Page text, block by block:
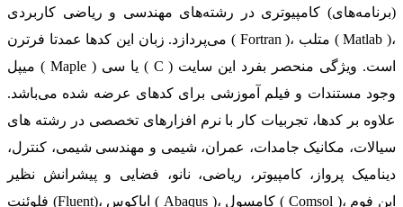
(برنامه‌های) کامپیوتری در رشته‌های مهندسی و ریاضی کاربردی
می‌پردازد. زبان این کدها عمدتا فرترن ( Fortran )، متلب ( Matlab )،
میپل ( Maple ) یا سی ( C ) است. ویژگی منحصر بفرد این سایت
وجود مستندات و فیلم آموزشی برای کدهای عرضه شده می‌باشد.
علاوه بر کدها، تجربیات کار با نرم افزارهای تخصصی در رشته های
سیالات، مکانیک جامدات، عمران، شیمی و مهندسی شیمی، کنترل،
دینامیک پرواز، کامپیوتر، ریاضی، نانو، فضایی و پیشرانش نظیر
فلوئنت (Fluent)، اباکوس ( Abaqus )، کامسول ( Comsol )، اپن فوم